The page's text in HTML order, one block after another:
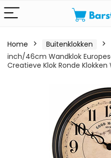
Home Buitenklokken
inch/46cm Wandklok
Creatieve Klok Ronde